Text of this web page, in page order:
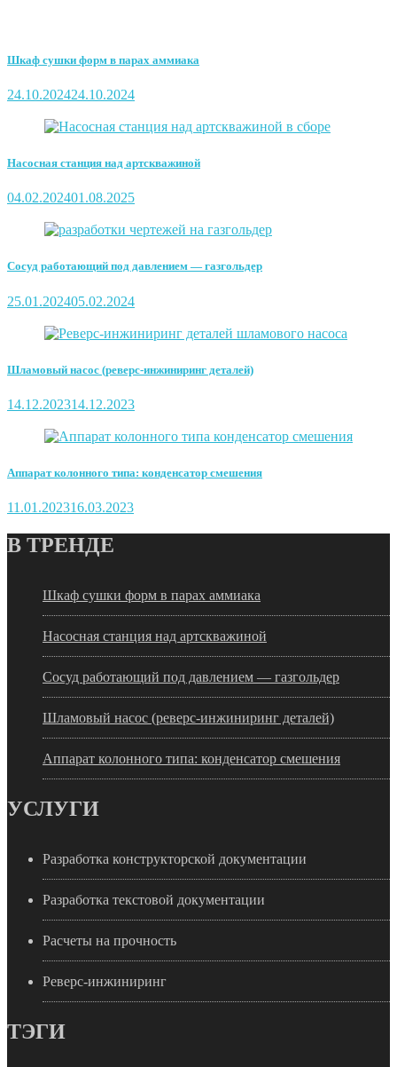
Шкаф сушки форм в парах аммиака
24.10.202424.10.2024
Насосная станция над артскважиной
04.02.202401.08.2025
Сосуд работающий под давлением — газгольдер
25.01.202405.02.2024
Шламовый насос (реверс-инжиниринг деталей)
14.12.202314.12.2023
Аппарат колонного типа: конденсатор смешения
11.01.202316.03.2023
В ТРЕНДЕ
Шкаф сушки форм в парах аммиака
Насосная станция над артскважиной
Сосуд работающий под давлением — газгольдер
Шламовый насос (реверс-инжиниринг деталей)
Аппарат колонного типа: конденсатор смешения
УСЛУГИ
Разработка конструкторской документации
Разработка текстовой документации
Расчеты на прочность
Реверс-инжиниринг
ТЭГИ